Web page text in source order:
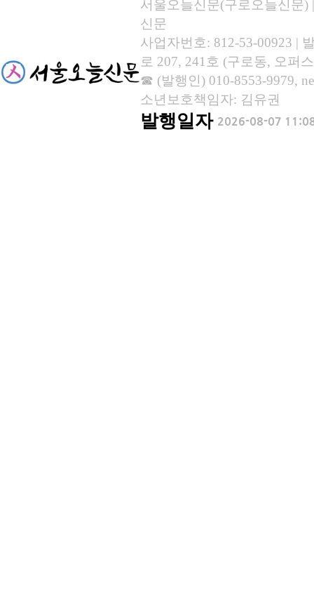
서울오늘신문(구로오늘신문)
신문
사업자번호: 812-53-00923 |
로 207, 241호 (구로동, 오퍼
☎ (발행인) 010-8553-9979,
소년보호책임자: 김유권
발행일자